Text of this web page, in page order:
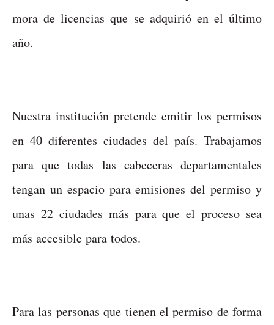
mora de licencias que se adquirió en el último
año.
Nuestra institución pretende emitir los permisos
en 40 diferentes ciudades del país. Trabajamos
para que todas las cabeceras departamentales
tengan un espacio para emisiones del permiso y
unas 22 ciudades más para que el proceso sea
más accesible para todos.
Para las personas que tienen el permiso de forma